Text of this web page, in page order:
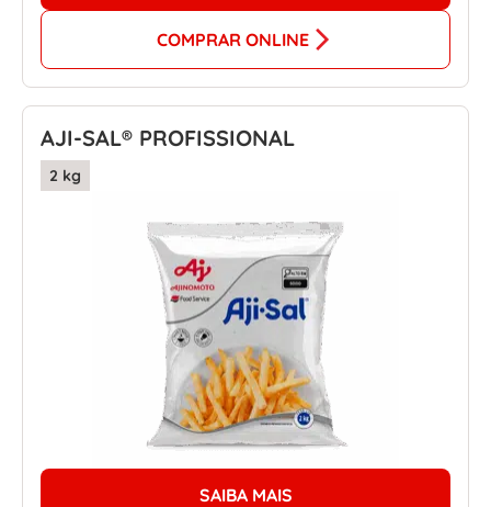
COMPRAR ONLINE
AJI-SAL® PROFISSIONAL
2 kg
SAIBA MAIS